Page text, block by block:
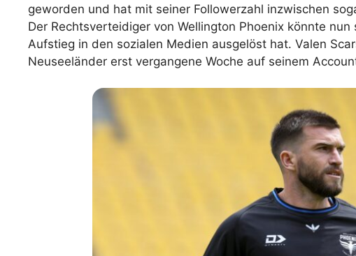
WM 2026 Spielplan
downloaden &
geworden und hat mit seiner Followerzahl inzwischen
Der Rechtsverteidiger von Wellington Phoenix könnte
Aufstieg in den sozialen Medien ausgelöst hat. Valen
Neuseeländer erst vergangene Woche auf seinem